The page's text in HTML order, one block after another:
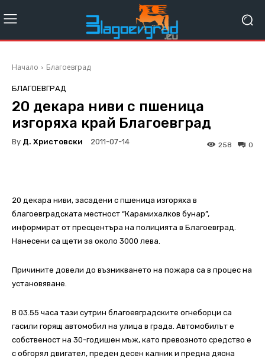
Начало Благоевград
БЛАГОЕВГРАД
20 декара ниви с пшеница
изгоряха край Благоевград
By Д. Христовски 2011-07-14 0
258
20 декара ниви, засадени с пшеница изгоряха в
благоевградската местност “Карамихалков бунар”,
информират от пресцентъра на полицията в Благоевград.
Нанесени са щети за около 3000 лева.
Причините довели до възникването на пожара са в процес на
установяване.
В 03.55 часа тази сутрин благоевградските огнеборци са
гасили горящ автомобил на улица в града. Автомобилът е
собственост на 30-годишен мъж, като превозното средство е
с обгорял двигател, преден десен калник и предна дясна